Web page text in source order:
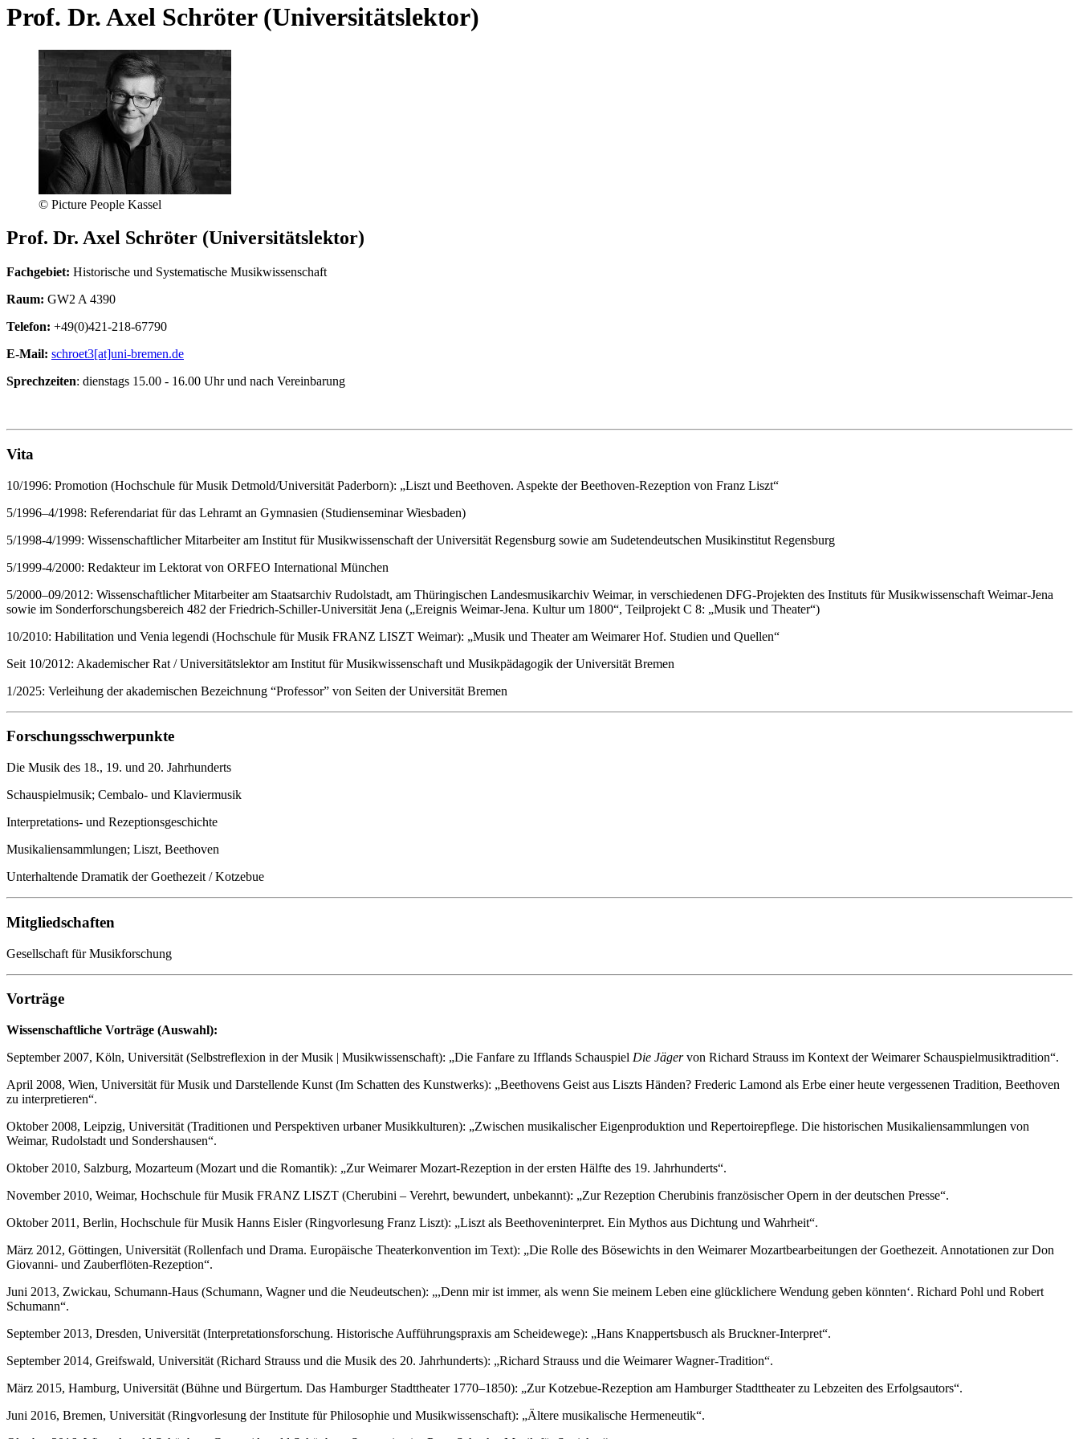
Prof. Dr. Axel Schröter (Universitätslektor)
© Picture People Kassel
Prof. Dr. Axel Schröter (Universitätslektor)
Fachgebiet: Historische und Systematische Musikwissenschaft
Raum: GW2 A 4390
Telefon: +49(0)421-218-67790
E-Mail: schroet3[at]uni-bremen.de
Sprechzeiten: dienstags 15.00 - 16.00 Uhr und nach Vereinbarung
Vita
10/1996: Promotion (Hochschule für Musik Detmold/Universität Paderborn): „Liszt und Beethoven. Aspekte der Beethoven-Rezeption von Franz Liszt“
5/1996–4/1998: Referendariat für das Lehramt an Gymnasien (Studienseminar Wiesbaden)
5/1998-4/1999: Wissenschaftlicher Mitarbeiter am Institut für Musikwissenschaft der Universität Regensburg sowie am Sudetendeutschen Musikinstitut Regensburg
5/1999-4/2000: Redakteur im Lektorat von ORFEO International München
5/2000–09/2012: Wissenschaftlicher Mitarbeiter am Staatsarchiv Rudolstadt, am Thüringischen Landesmusikarchiv Weimar, in verschiedenen DFG-Projekten des Instituts für Musikwissenschaft Weimar-Jena
sowie im Sonderforschungsbereich 482 der Friedrich-Schiller-Universität Jena („Ereignis Weimar-Jena. Kultur um 1800“, Teilprojekt C 8: „Musik und Theater“)
10/2010: Habilitation und Venia legendi (Hochschule für Musik FRANZ LISZT Weimar): „Musik und Theater am Weimarer Hof. Studien und Quellen“
Seit 10/2012: Akademischer Rat / Universitätslektor am Institut für Musikwissenschaft und Musikpädagogik der Universität Bremen
1/2025: Verleihung der akademischen Bezeichnung “Professor” von Seiten der Universität Bremen
Forschungsschwerpunkte
Die Musik des 18., 19. und 20. Jahrhunderts
Schauspielmusik; Cembalo- und Klaviermusik
Interpretations- und Rezeptionsgeschichte
Musikaliensammlungen; Liszt, Beethoven
Unterhaltende Dramatik der Goethezeit / Kotzebue
Mitgliedschaften
Gesellschaft für Musikforschung
Vorträge
Wissenschaftliche Vorträge (Auswahl):
September 2007, Köln, Universität (Selbstreflexion in der Musik | Musikwissenschaft): „Die Fanfare zu Ifflands Schauspiel Die Jägervon Richard Strauss im Kontext der Weimarer Schauspielmusiktradition“.
April 2008, Wien, Universität für Musik und Darstellende Kunst (Im Schatten des Kunstwerks): „Beethovens Geist aus Liszts Händen? Frederic Lamond als Erbe einer heute vergessenen Tradition, Beethoven
zu interpretieren“.
Oktober 2008, Leipzig, Universität (Traditionen und Perspektiven urbaner Musikkulturen): „Zwischen musikalischer Eigenproduktion und Repertoirepflege. Die historischen Musikaliensammlungen von
Weimar, Rudolstadt und Sondershausen“.
Oktober 2010, Salzburg, Mozarteum (Mozart und die Romantik): „Zur Weimarer Mozart-Rezeption in der ersten Hälfte des 19. Jahrhunderts“.
November 2010, Weimar, Hochschule für Musik FRANZ LISZT (Cherubini – Verehrt, bewundert, unbekannt): „Zur Rezeption Cherubinis französischer Opern in der deutschen Presse“.
Oktober 2011, Berlin, Hochschule für Musik Hanns Eisler (Ringvorlesung Franz Liszt): „Liszt als Beethoveninterpret. Ein Mythos aus Dichtung und Wahrheit“.
März 2012, Göttingen, Universität (Rollenfach und Drama. Europäische Theaterkonvention im Text): „Die Rolle des Bösewichts in den Weimarer Mozartbearbeitungen der Goethezeit. Annotationen zur Don
Giovanni- und Zauberflöten-Rezeption“.
Juni 2013, Zwickau, Schumann-Haus (Schumann, Wagner und die Neudeutschen): „,Denn mir ist immer, als wenn Sie meinem Leben eine glücklichere Wendung geben könnten‘. Richard Pohl und Robert
Schumann“.
September 2013, Dresden, Universität (Interpretationsforschung. Historische Aufführungspraxis am Scheidewege): „Hans Knappertsbusch als Bruckner-Interpret“.
September 2014, Greifswald, Universität (Richard Strauss und die Musik des 20. Jahrhunderts): „Richard Strauss und die Weimarer Wagner-Tradition“.
März 2015, Hamburg, Universität (Bühne und Bürgertum. Das Hamburger Stadttheater 1770–1850): „Zur Kotzebue-Rezeption am Hamburger Stadttheater zu Lebzeiten des Erfolgsautors“.
Juni 2016, Bremen, Universität (Ringvorlesung der Institute für Philosophie und Musikwissenschaft): „Ältere musikalische Hermeneutik“.